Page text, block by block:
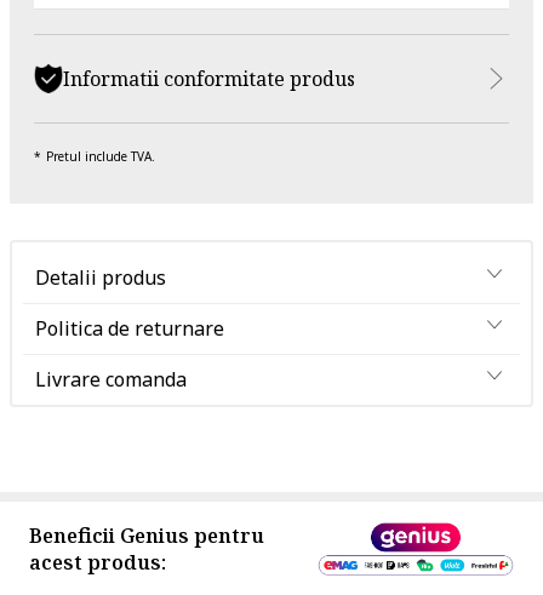
Informatii conformitate produs
Pretul include TVA.
Detalii produs
Politica de returnare
Livrare comanda
Beneficii Genius pentru
acest produs: